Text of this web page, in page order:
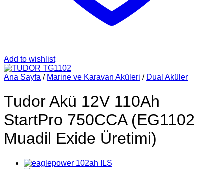
Add to wishlist
Ana Sayfa / Marine ve Karavan Aküleri / Dual Aküler
Tudor Akü 12V 110Ah
StartPro 750CCA (EG1102
Muadil Exide Üretimi)